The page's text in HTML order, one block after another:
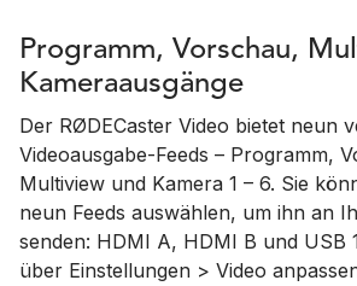
Programm, Vorschau,
Kameraausgänge
Der RØDECaster Video bietet neun
Videoausgabe-Feeds – Programm,
Multiview und Kamera 1 – 6. Sie
neun Feeds auswählen, um ihn an
senden: HDMI A, HDMI B und USB
über Einstellungen > Video